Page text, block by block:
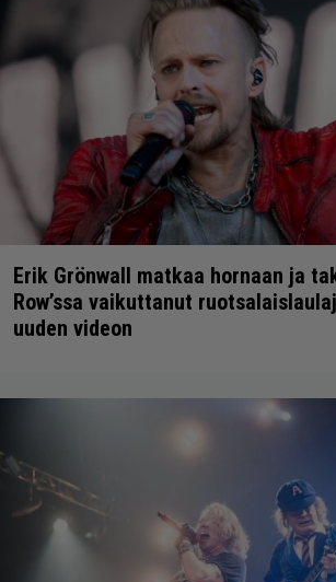
Erik Grönwall matkaa hornaan ja
Row’ssa vaikuttanut
uuden videon